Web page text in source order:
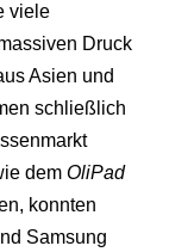
viele
Druck
Asien und
schließlich
demOliPad
konnten
Samsung